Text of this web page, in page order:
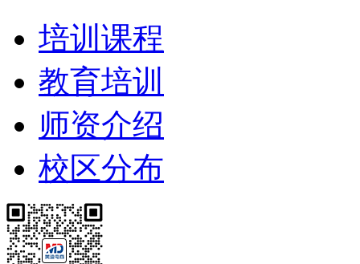
培训课程
教育培训
师资介绍
校区分布